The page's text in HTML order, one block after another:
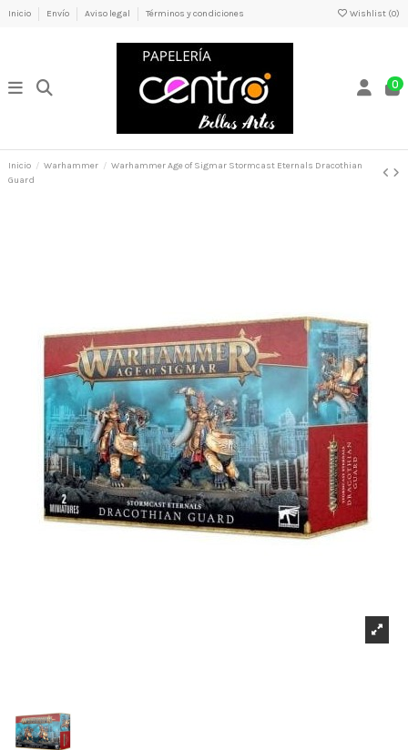
Inicio Envío Aviso legal Términos y condiciones Wishlist (0)
0
Inicio Warhammer
Warhammer Age of Sigmar Stormcast Eternals Dracothian
Guard